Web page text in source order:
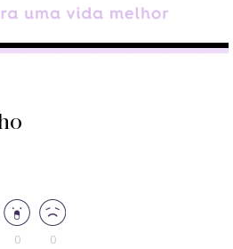
0 0